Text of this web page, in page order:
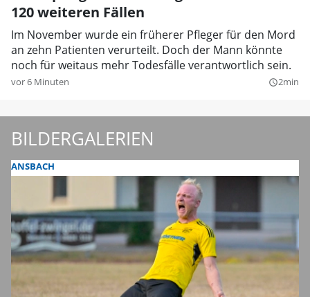
120 weiteren Fällen
Im November wurde ein früherer Pfleger für den Mord
an zehn Patienten verurteilt. Doch der Mann könnte
noch für weitaus mehr Todesfälle verantwortlich sein.
vor 6 Minuten query_builder2min
BILDERGALERIEN
ANSBACH